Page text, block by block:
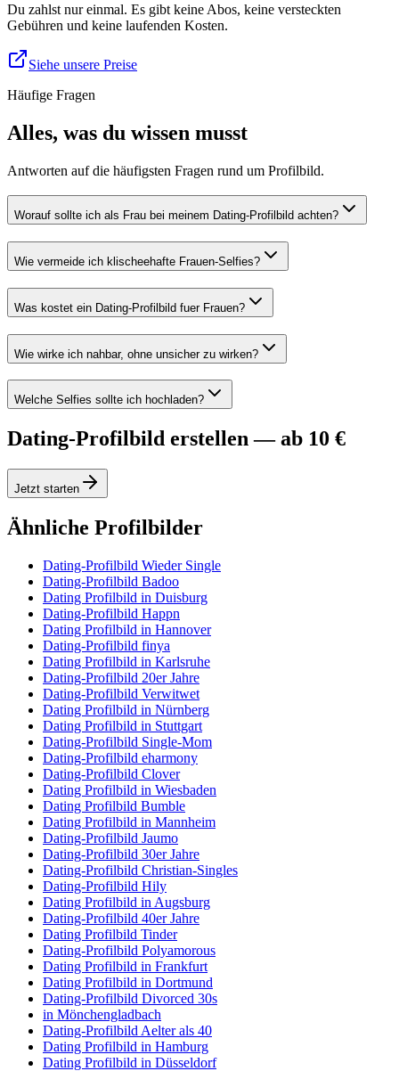
Du zahlst nur einmal. Es gibt keine Abos, keine versteckten
Gebühren und keine laufenden Kosten.
Siehe unsere Preise
Häufige Fragen
Alles, was du wissen musst
Antworten auf die häufigsten Fragen rund um Profilbild.
Worauf sollte ich als Frau bei meinem Dating-Profilbild achten?
Wie vermeide ich klischeehafte Frauen-Selfies?
Was kostet ein Dating-Profilbild fuer Frauen?
Wie wirke ich nahbar, ohne unsicher zu wirken?
Welche Selfies sollte ich hochladen?
Dating-Profilbild erstellen — ab 10 €
Jetzt starten
Ähnliche Profilbilder
Dating-Profilbild Wieder Single
Dating-Profilbild Badoo
Dating Profilbild in Duisburg
Dating-Profilbild Happn
Dating Profilbild in Hannover
Dating-Profilbild finya
Dating Profilbild in Karlsruhe
Dating-Profilbild 20er Jahre
Dating-Profilbild Verwitwet
Dating Profilbild in Nürnberg
Dating Profilbild in Stuttgart
Dating-Profilbild Single-Mom
Dating-Profilbild eharmony
Dating-Profilbild Clover
Dating Profilbild in Wiesbaden
Dating Profilbild Bumble
Dating Profilbild in Mannheim
Dating-Profilbild Jaumo
Dating-Profilbild 30er Jahre
Dating-Profilbild Christian-Singles
Dating-Profilbild Hily
Dating Profilbild in Augsburg
Dating-Profilbild 40er Jahre
Dating Profilbild Tinder
Dating-Profilbild Polyamorous
Dating Profilbild in Frankfurt
Dating Profilbild in Dortmund
Dating-Profilbild Divorced 30s
in Mönchengladbach
Dating-Profilbild Aelter als 40
Dating Profilbild in Hamburg
Dating Profilbild in Düsseldorf